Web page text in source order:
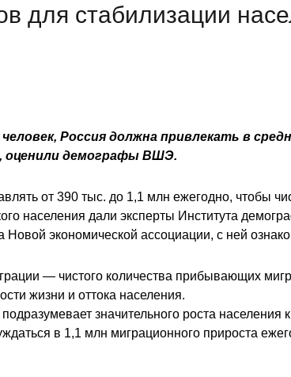
для стабилизации
Россия должна привлекать в
оценили демографы ВШЭ.
от 390 тыс. до 1,1 млн ежегодно, чтобы
населения дали эксперты Института
экономической ассоциации, с ней
— чистого количества прибывающих
жизни и оттока населения.
значительного роста
в 1,1 млн миграционного прироста